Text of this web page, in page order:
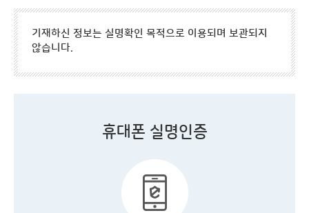
기재하신 정보는 실명확인 목적으로 이용되며 보관되지
않습니다.
휴대폰 실명인증